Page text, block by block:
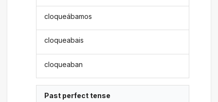
cloqueábamos
cloqueabais
cloqueaban
Past perfect tense